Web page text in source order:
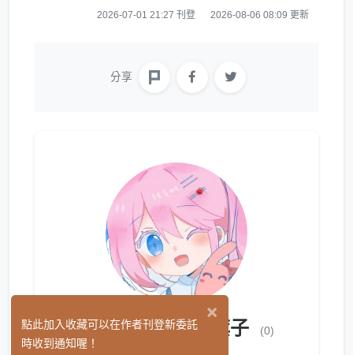
2026-07-01 21:27 刊登 2026-08-06 08:09 更新
分享
兒童餐不可缺的旗子 (0)
×
點此加入收藏可以在作者刊登新委託
時收到通知喔！